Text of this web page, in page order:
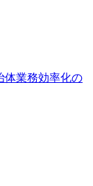
体業務効率化の